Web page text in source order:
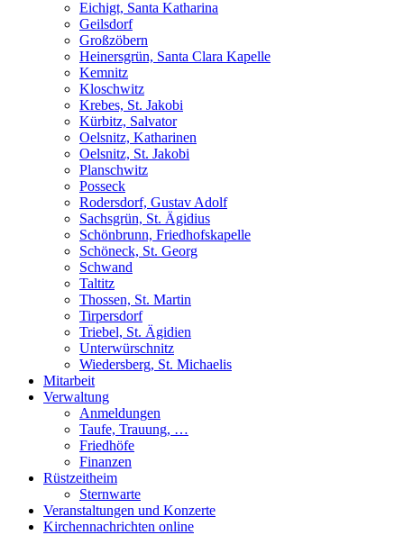
Eichigt, Santa Katharina
Geilsdorf
Großzöbern
Heinersgrün, Santa Clara Kapelle
Kemnitz
Kloschwitz
Krebes, St. Jakobi
Kürbitz, Salvator
Oelsnitz, Katharinen
Oelsnitz, St. Jakobi
Planschwitz
Posseck
Rodersdorf, Gustav Adolf
Sachsgrün, St. Ägidius
Schönbrunn, Friedhofskapelle
Schöneck, St. Georg
Schwand
Taltitz
Thossen, St. Martin
Tirpersdorf
Triebel, St. Ägidien
Unterwürschnitz
Wiedersberg, St. Michaelis
Mitarbeit
Verwaltung
Anmeldungen
Taufe, Trauung, …
Friedhöfe
Finanzen
Rüstzeitheim
Sternwarte
Veranstaltungen und Konzerte
Kirchennachrichten online